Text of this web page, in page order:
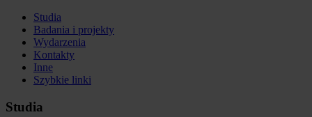
Studia
Badania i projekty
Wydarzenia
Kontakty
Inne
Szybkie linki
Studia